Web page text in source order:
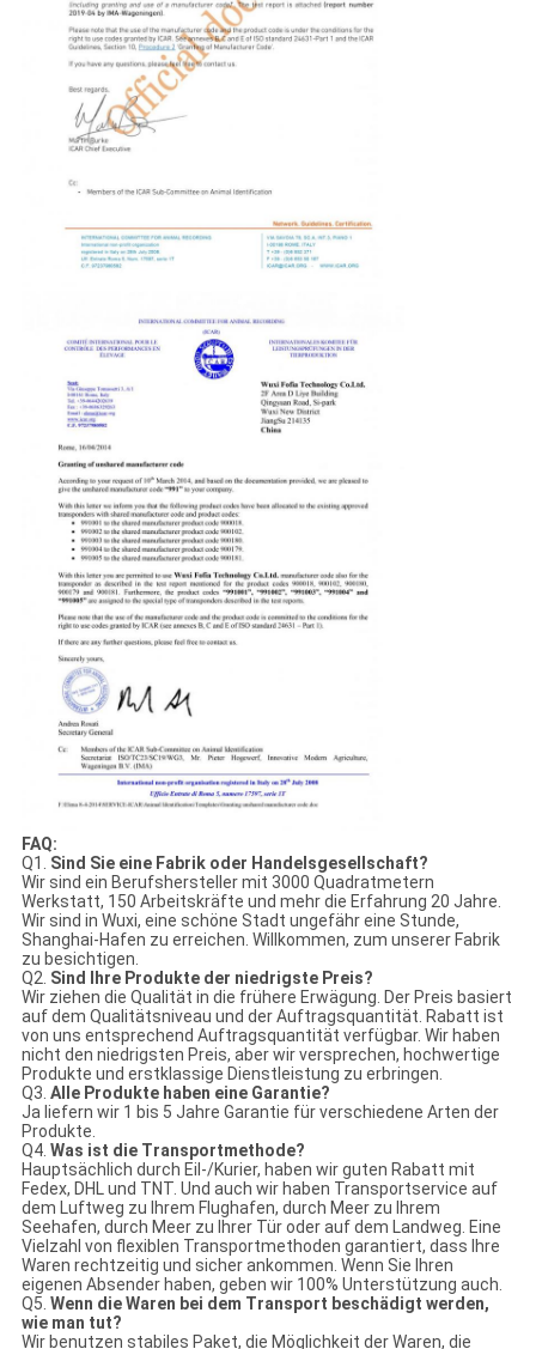
FAQ:
Q1. Sind Sie eine Fabrik oder Handelsgesellschaft?
Wir sind ein Berufshersteller mit 3000 Quadratmetern
Werkstatt, 150 Arbeitskräfte und mehr die Erfahrung 20 Jahre.
Wir sind in Wuxi, eine schöne Stadt ungefähr eine Stunde,
Shanghai-Hafen zu erreichen. Willkommen, zum unserer Fabrik
zu besichtigen.
Q2. Sind Ihre Produkte der niedrigste Preis?
Wir ziehen die Qualität in die frühere Erwägung. Der Preis basiert
auf dem Qualitätsniveau und der Auftragsquantität. Rabatt ist
von uns entsprechend Auftragsquantität verfügbar. Wir haben
nicht den niedrigsten Preis, aber wir versprechen, hochwertige
Produkte und erstklassige Dienstleistung zu erbringen.
Q3. Alle Produkte haben eine Garantie?
Ja liefern wir 1 bis 5 Jahre Garantie für verschiedene Arten der
Produkte.
Q4. Was ist die Transportmethode?
Hauptsächlich durch Eil-/Kurier, haben wir guten Rabatt mit
Fedex, DHL und TNT. Und auch wir haben Transportservice auf
dem Luftweg zu Ihrem Flughafen, durch Meer zu Ihrem
Seehafen, durch Meer zu Ihrer Tür oder auf dem Landweg. Eine
Vielzahl von flexiblen Transportmethoden garantiert, dass Ihre
Waren rechtzeitig und sicher ankommen. Wenn Sie Ihren
eigenen Absender haben, geben wir 100% Unterstützung auch.
Q5. Wenn die Waren bei dem Transport beschädigt werden,
wie man tut?
Wir benutzen stabiles Paket, die Möglichkeit der Waren, die